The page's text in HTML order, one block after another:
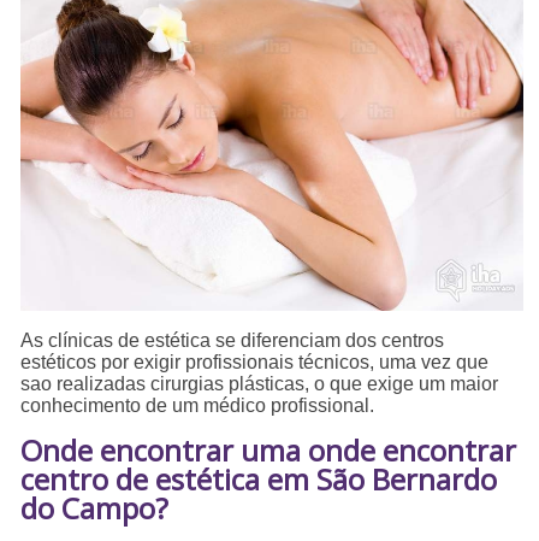
As clínicas de estética se diferenciam dos centros
estéticos por exigir profissionais técnicos, uma vez que
sao realizadas cirurgias plásticas, o que exige um maior
conhecimento de um médico profissional.
Onde encontrar uma onde encontrar
centro de estética em São Bernardo
do Campo?